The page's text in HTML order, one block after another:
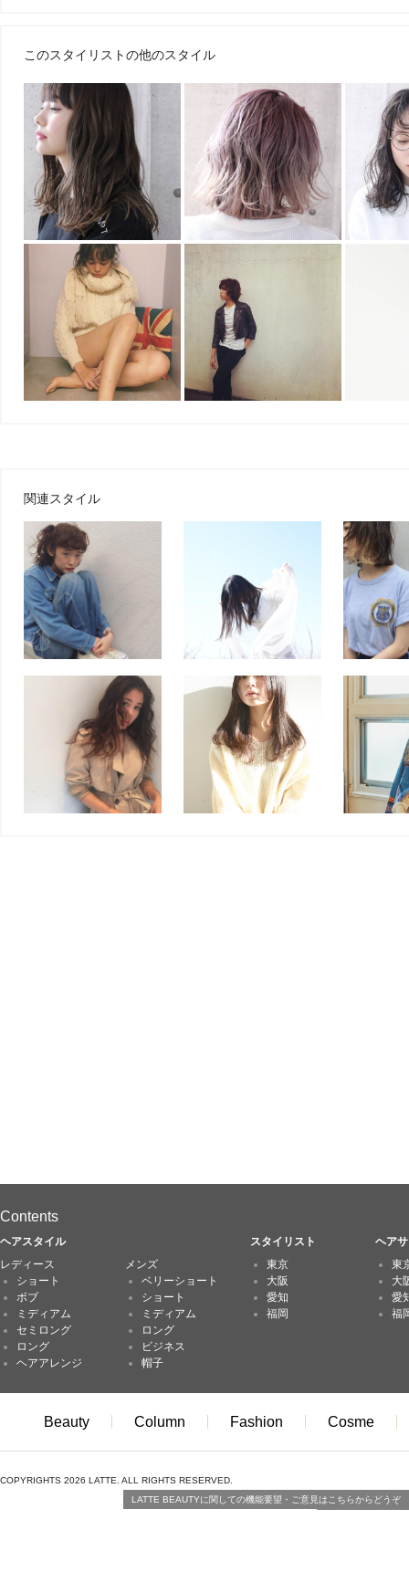
このスタイリストの他のスタイル
関連スタイル
Contents
ヘアスタイル スタイリスト
ヘア
レディース
ショート
ボブ
ミディアム
セミロング
ロング
ヘアアレンジ
メンズ
ベリーショート
ショート
ミディアム
ロング
ビジネス
帽子
東京
大阪
愛知
福岡
東
大
愛
福
Beauty Column Fashion Cosme
COPYRIGHTS 2026 LATTE. ALL RIGHTS RESERVED.
LATTE BEAUTYに関しての機能要望・ご意見はこちらからどうぞ